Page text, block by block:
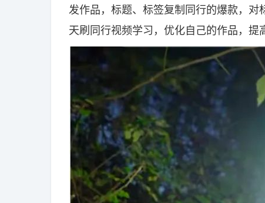
发作品，标题、标签复制同行的爆款，
天刷同行视频学习，优化自己的作品，提